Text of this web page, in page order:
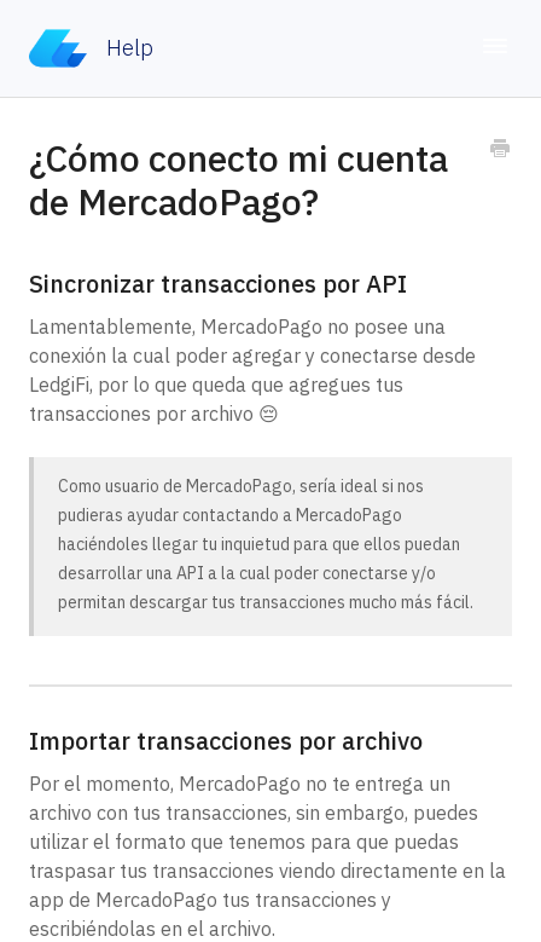
Help
Contacto
¿Cómo conecto mi cuenta
de MercadoPago?
Sincronizar transacciones por API
Lamentablemente, MercadoPago no posee una
conexión la cual poder agregar y conectarse desde
LedgiFi, por lo que queda que agregues tus
transacciones por archivo 😔
Como usuario de MercadoPago, sería ideal si nos
pudieras ayudar contactando a MercadoPago
haciéndoles llegar tu inquietud para que ellos puedan
desarrollar una API a la cual poder conectarse y/o
permitan descargar tus transacciones mucho más fácil.
Importar transacciones por archivo
Por el momento, MercadoPago no te entrega un
archivo con tus transacciones, sin embargo, puedes
utilizar el formato que tenemos para que puedas
traspasar tus transacciones viendo directamente en la
app de MercadoPago tus transacciones y
escribiéndolas en el archivo.